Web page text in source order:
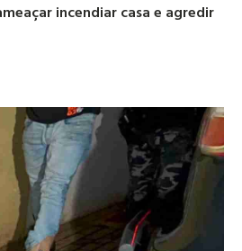
incendiar casa e agredir